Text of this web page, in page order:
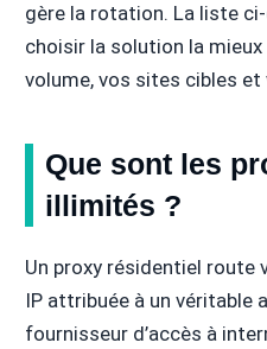
gère la rotation. La liste
choisir la solution la
volume, vos sites cibles
Que sont les
illimités ?
Un proxy résidentiel route
IP attribuée à un véritable
fournisseur d’accès à